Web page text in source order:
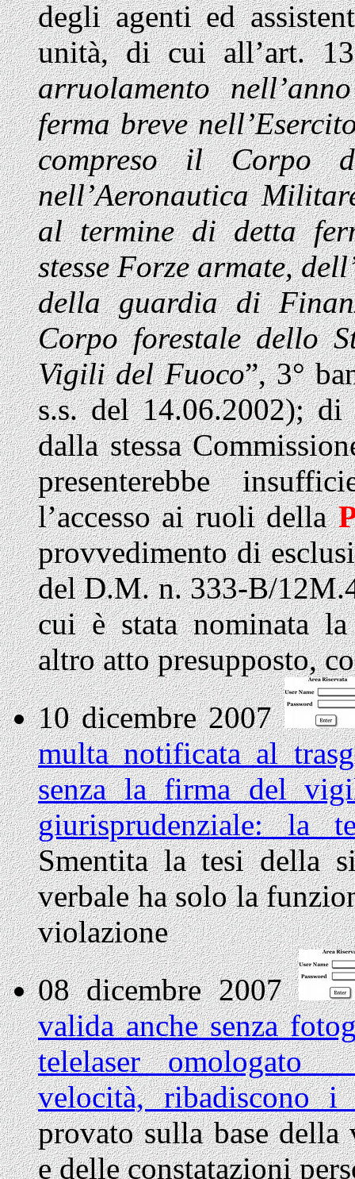
degli agenti ed
unità, di cui all’art.
arruolamento
ferma breve
compreso il Corpo
nell’Aeronautica
al termine di detta
stesse Forze armate,
della guardia di
Corpo forestale dello
Vigili del Fuoco”, 3°
s.s. del 14.06.2002);
dalla stessa
presenterebbe
l’accesso ai ruoli della
provvedimento di
del D.M. n. 333-B/
cui è stata nominata
altro atto presupposto,
10 dicembre 2007
multa notificata al
senza la firma del
giurisprudenziale: la
Smentita la tesi della
verbale ha solo la
violazione
08 dicembre 2007
valida anche senza
telelaser omologato
velocità, ribadiscono
provato sulla base
e delle constatazioni